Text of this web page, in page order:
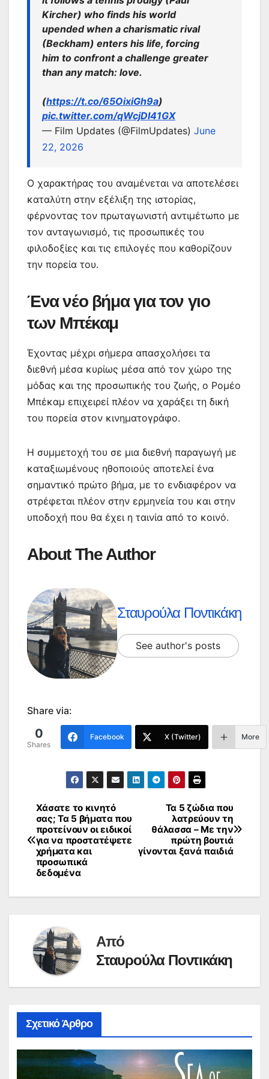
Kircher) who finds his world
upended when a charismatic rival
(Beckham) enters his life, forcing
him to confront a challenge greater
than any match: love.
(https://t.co/65OixiGh9a)
pic.twitter.com/qWcjDI41GX
— Film Updates (@FilmUpdates) June
22, 2026
Ο χαρακτήρας του αναμένεται να αποτελέσει
καταλύτη στην εξέλιξη της ιστορίας,
φέρνοντας τον πρωταγωνιστή αντιμέτωπο με
τον ανταγωνισμό, τις προσωπικές του
φιλοδοξίες και τις επιλογές που καθορίζουν
την πορεία του.
Ένα νέο βήμα για τον γιο
των Μπέκαμ
Έχοντας μέχρι σήμερα απασχολήσει τα
διεθνή μέσα κυρίως μέσα από τον χώρο της
μόδας και της προσωπικής του ζωής, ο Ρομέο
Μπέκαμ επιχειρεί πλέον να χαράξει τη δική
του πορεία στον κινηματογράφο.
Η συμμετοχή του σε μια διεθνή παραγωγή με
καταξιωμένους ηθοποιούς αποτελεί ένα
σημαντικό πρώτο βήμα, με το ενδιαφέρον να
στρέφεται πλέον στην ερμηνεία του και στην
υποδοχή που θα έχει η ταινία από το κοινό.
About The Author
Σταυρούλα Ποντικάκη
See author's posts
Share via:
0
Shares
Facebook X (Twitter) More
Πλοήγηση
άρθρων
Τα 5 ζώδια που
λατρεύουν τη
θάλασσα – Με την
πρώτη βουτιά
γίνονται ξανά παιδιά
Χάσατε το κινητό
σας; Τα 5 βήματα που
προτείνουν οι ειδικοί
για να προστατέψετε
χρήματα και
προσωπικά
δεδομένα
Από
Σταυρούλα Ποντικάκη
Σχετικό Άρθρο